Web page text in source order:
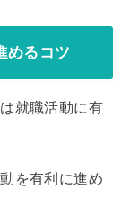
めるコツ
就職活動に有
を有利に進め